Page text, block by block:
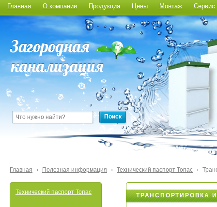
Главная О компании Продукция Цены Монтаж Сервис
Поиск
Главная › Полезная информация › Технический паспорт Топас ›
Технический паспорт Топас ТРАНСПОРТИРОВКА